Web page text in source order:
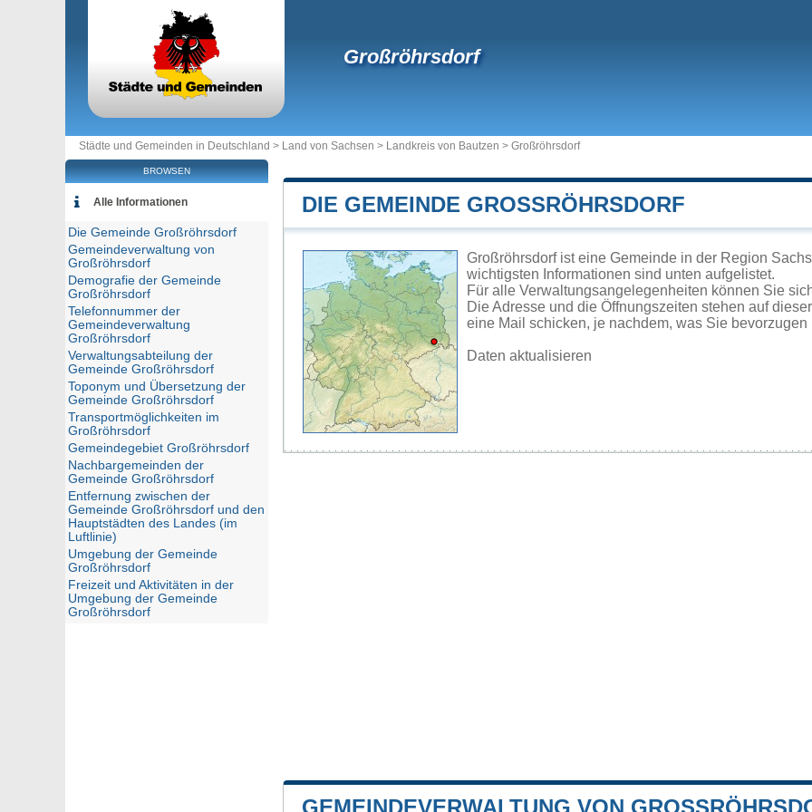
Großröhrsdorf
Städte und Gemeinden in Deutschland > Land von Sachsen > Landkreis von Bautzen > Großröhrsdorf
DIE GEMEINDE GROSSRÖHRSDORF
Großröhrsdorf ist eine Gemeinde in der Region
wichtigsten Informationen sind unten aufgelistet.
Für alle Verwaltungsangelegenheiten können Sie
Die Adresse und die Öffnungszeiten stehen auf
eine Mail schicken, je nachdem, was Sie
Daten aktualisieren
GEMEINDEVERWALTUNG VON
BROWSEN
Alle Informationen
Die Gemeinde Großröhrsdorf
Gemeindeverwaltung von
Großröhrsdorf
Demografie der Gemeinde
Großröhrsdorf
Telefonnummer der
Gemeindeverwaltung
Großröhrsdorf
Verwaltungsabteilung der
Gemeinde Großröhrsdorf
Toponym und Übersetzung der
Gemeinde Großröhrsdorf
Transportmöglichkeiten im
Großröhrsdorf
Gemeindegebiet Großröhrsdorf
Nachbargemeinden der
Gemeinde Großröhrsdorf
Entfernung zwischen der
Gemeinde Großröhrsdorf und den
Hauptstädten des Landes (im
Luftlinie)
Umgebung der Gemeinde
Großröhrsdorf
Freizeit und Aktivitäten in der
Umgebung der Gemeinde
Großröhrsdorf